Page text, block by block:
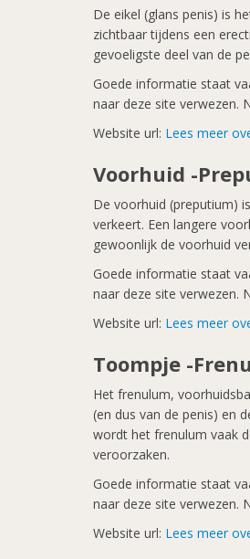
De eikel (glans penis) is
zichtbaar tijdens een
gevoeligste deel van de
Goede informatie staat
naar deze site verwezen.
Website url: Lees meer
Voorhuid -
De voorhuid (preputium)
verkeert. Een langere
gewoonlijk de voorhuid
Goede informatie staat
naar deze site verwezen.
Website url: Lees meer
Toompje -
Het frenulum,
(en dus van de penis) en
wordt het frenulum vaak
veroorzaken.
Goede informatie staat
naar deze site verwezen.
Website url: Lees meer